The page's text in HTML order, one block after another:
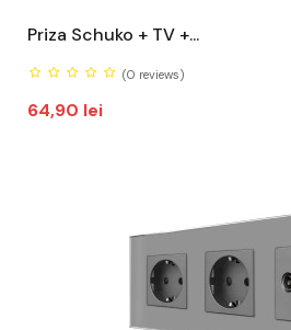
Priza Schuko + TV +...
(0 reviews)
Pret
64,90 lei